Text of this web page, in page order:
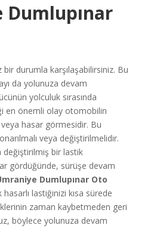
Dumlupınar
durumla karşılaşabilirsiniz. Bu
da yolunuza devam
yolculuk sırasında
en önemli olay otomobilin
hasar görmesidir. Bu
veya değiştirilmelidir.
bir lastik
gördüğünde, sürüşe devam
Dumlupınar Oto
hasarlı lastiğinizi kısa sürede
zaman kaybetmeden geri
böylece yolunuza devam